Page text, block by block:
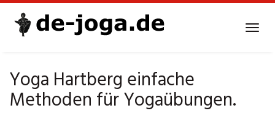
Yoga Hartberg einfache
Methoden für Yogaübungen.